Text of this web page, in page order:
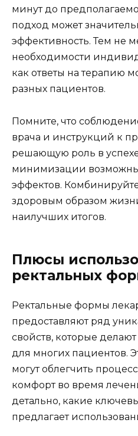
минут до
подход может
эффективность. Тем не
необходимости
как ответы на терапию
разных пациентов.
Помните, что
врача и инструкций к
решающую роль в
минимизации
эффектов.
здоровым образом
наилучших итогов.
Плюсы
ректальных
Ректальные формы
предоставляют ряд
свойств, которые
для многих пациентов.
могут облегчить
комфорт во время
детально, какие
предлагает